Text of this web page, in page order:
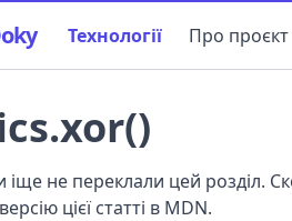
Технології Про проєкт
не переклали цей розділ.
цієї статті в MDN.